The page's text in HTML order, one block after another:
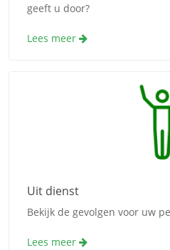
geeft u door?
Lees meer
Uit dienst
Bekijk de gevolgen voor uw
Lees meer